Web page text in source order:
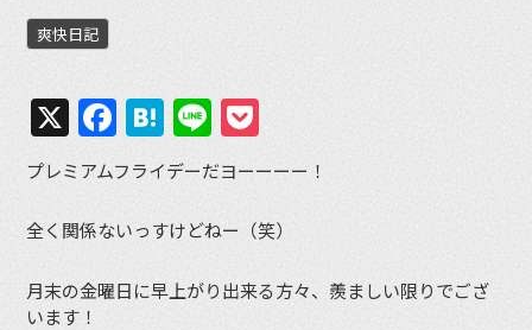
爽快日記
X Facebook
Hatena
Line
プレミアムフライデーだヨーーーー！
全く関係ないっすけどねー（笑）
月末の金曜日に早上がり出来る方々、羨ましい限りでござ
います！